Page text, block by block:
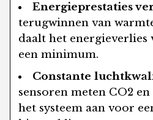
Energieprestaties
terugwinnen van
daalt het energieverlies
een minimum.
Constante
sensoren meten CO2
het systeem aan voor